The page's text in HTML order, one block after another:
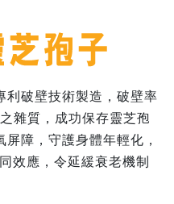
利破壁技術製造，破壁率
雜質，成功保存靈芝孢
障，守護身體年輕化，
效應，令延緩衰老機制